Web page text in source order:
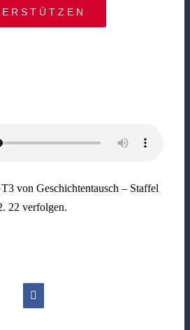
von Geschichtentausch – Staffel
22 verfolgen.
Facebook